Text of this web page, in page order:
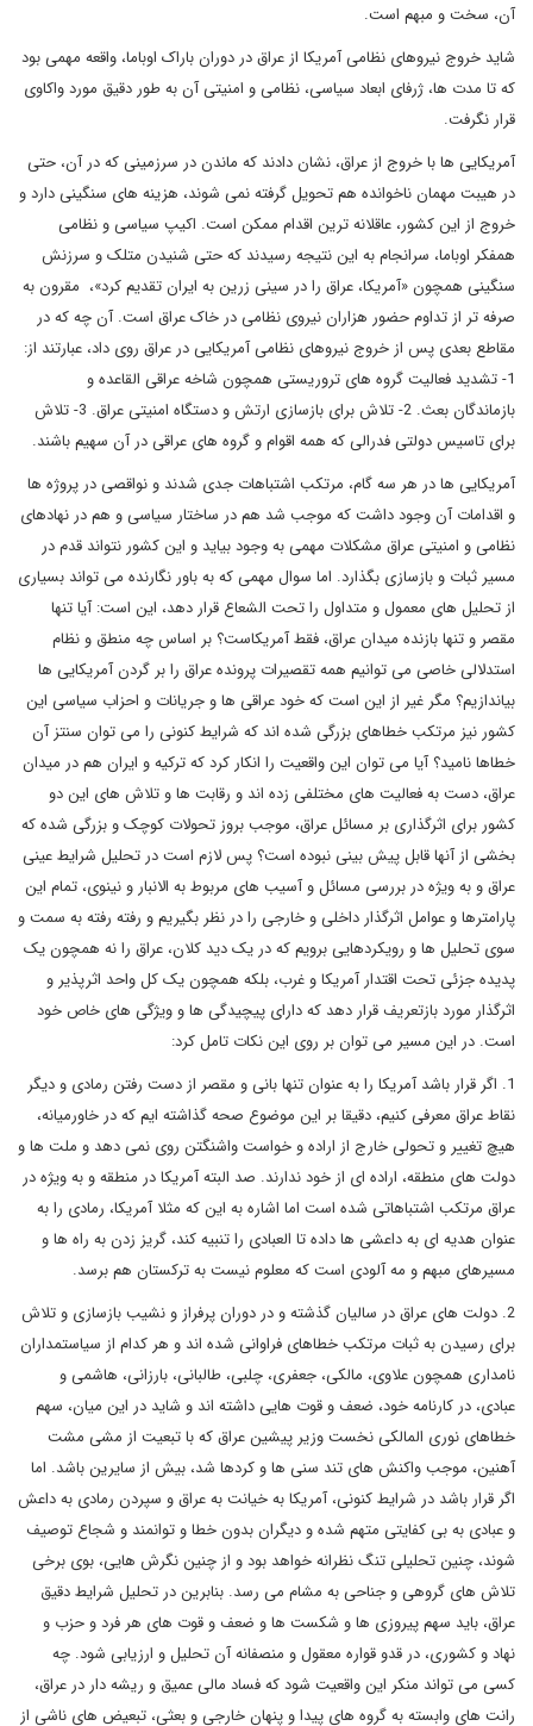
آن، سخت و مبهم است.
شاید خروج نیروهای نظامی آمریکا از عراق در دوران باراک اوباما، واقعه مهمی بود
که تا مدت ها، ژرفای ابعاد سیاسی، نظامی و امنیتی آن به طور دقیق مورد واکاوی
قرار نگرفت.
آمریکایی ها با خروج از عراق، نشان دادند که ماندن در سرزمینی که در آن، حتی
در هیبت مهمان ناخوانده هم تحویل گرفته نمی شوند، هزینه های سنگینی دارد و
خروج از این کشور، عاقلانه ترین اقدام ممکن است. اکیپ سیاسی و نظامی
همفکر اوباما، سرانجام به این نتیجه رسیدند که حتی شنیدن متلک و سرزنش
سنگینی همچون «آمریکا، عراق را در سینی زرین به ایران تقدیم کرد»، مقرون به
صرفه تر از تداوم حضور هزاران نیروی نظامی در خاک عراق است. آن چه که در
مقاطع بعدی پس از خروج نیروهای نظامی آمریکایی در عراق روی داد، عبارتند از:
1- تشدید فعالیت گروه های تروریستی همچون شاخه عراقی القاعده و
بازماندگان بعث. 2- تلاش برای بازسازی ارتش و دستگاه امنیتی عراق. 3- تلاش
برای تاسیس دولتی فدرالی که همه اقوام و گروه های عراقی در آن سهیم باشند.
آمریکایی ها در هر سه گام، مرتکب اشتباهات جدی شدند و نواقصی در پروژه ها
و اقدامات آن وجود داشت که موجب شد هم در ساختار سیاسی و هم در نهادهای
نظامی و امنیتی عراق مشکلات مهمی به وجود بیاید و این کشور نتواند قدم در
مسیر ثبات و بازسازی بگذارد. اما سوال مهمی که به باور نگارنده می تواند بسیاری
از تحلیل های معمول و متداول را تحت الشعاع قرار دهد، این است: آیا تنها
مقصر و تنها بازنده میدان عراق، فقط آمریکاست؟ بر اساس چه منطق و نظام
استدلالی خاصی می توانیم همه تقصیرات پرونده عراق را بر گردن آمریکایی ها
بیاندازیم؟ مگر غیر از این است که خود عراقی ها و جریانات و احزاب سیاسی این
کشور نیز مرتکب خطاهای بزرگی شده اند که شرایط کنونی را می توان سنتز آن
خطاها نامید؟ آیا می توان این واقعیت را انکار کرد که ترکیه و ایران هم در میدان
عراق، دست به فعالیت های مختلفی زده اند و رقابت ها و تلاش های این دو
کشور برای اثرگذاری بر مسائل عراق، موجب بروز تحولات کوچک و بزرگی شده که
بخشی از آنها قابل پیش بینی نبوده است؟ پس لازم است در تحلیل شرایط عینی
عراق و به ویژه در بررسی مسائل و آسیب های مربوط به الانبار و نینوی، تمام این
پارامترها و عوامل اثرگذار داخلی و خارجی را در نظر بگیریم و رفته رفته به سمت و
سوی تحلیل ها و رویکردهایی برویم که در یک دید کلان، عراق را نه همچون یک
پدیده جزئی تحت اقتدار آمریکا و غرب، بلکه همچون یک کل واحد اثرپذیر و
اثرگذار مورد بازتعریف قرار دهد که دارای پیچیدگی ها و ویژگی های خاص خود
است. در این مسیر می توان بر روی این نکات تامل کرد:
1. اگر قرار باشد آمریکا را به عنوان تنها بانی و مقصر از دست رفتن رمادی و دیگر
نقاط عراق معرفی کنیم، دقیقا بر این موضوع صحه گذاشته ایم که در خاورمیانه،
هیچ تغییر و تحولی خارج از اراده و خواست واشنگتن روی نمی دهد و ملت ها و
دولت های منطقه، اراده ای از خود ندارند. صد البته آمریکا در منطقه و به ویژه در
عراق مرتکب اشتباهاتی شده است اما اشاره به این که مثلا آمریکا، رمادی را به
عنوان هدیه ای به داعشی ها داده تا العبادی را تنبیه کند، گریز زدن به راه ها و
مسیرهای مبهم و مه آلودی است که معلوم نیست به ترکستان هم برسد.
2. دولت های عراق در سالیان گذشته و در دوران پرفراز و نشیب بازسازی و تلاش
برای رسیدن به ثبات مرتکب خطاهای فراوانی شده اند و هر کدام از سیاستمداران
نامداری همچون علاوی، مالکی، جعفری، چلبی، طالبانی، بارزانی، هاشمی و
عبادی، در کارنامه خود، ضعف و قوت هایی داشته اند و شاید در این میان، سهم
خطاهای نوری المالکی نخست وزیر پیشین عراق که با تبعیت از مشی مشت
آهنین، موجب واکنش های تند سنی ها و کردها شد، بیش از سایرین باشد. اما
اگر قرار باشد در شرایط کنونی، آمریکا به خیانت به عراق و سپردن رمادی به داعش
و عبادی به بی کفایتی متهم شده و دیگران بدون خطا و توانمند و شجاع توصیف
شوند، چنین تحلیلی تنگ نظرانه خواهد بود و از چنین نگرش هایی، بوی برخی
تلاش های گروهی و جناحی به مشام می رسد. بنابرین در تحلیل شرایط دقیق
عراق، باید سهم پیروزی ها و شکست ها و ضعف و قوت های هر فرد و حزب و
نهاد و کشوری، در قدو قواره معقول و منصفانه آن تحلیل و ارزیابی شود. چه
کسی می تواند منکر این واقعیت شود که فساد مالی عمیق و ریشه دار در عراق،
رانت های وابسته به گروه های پیدا و پنهان خارجی و بعثی، تبعیض های ناشی از